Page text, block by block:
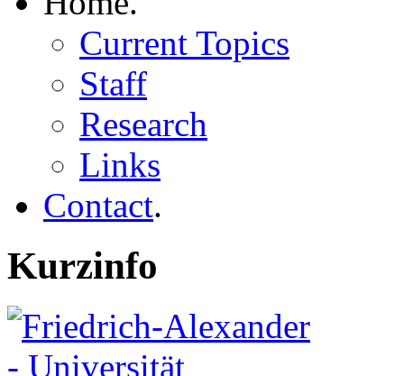
Current Topics
Staff
Research
Links
Contact.
Kurzinfo